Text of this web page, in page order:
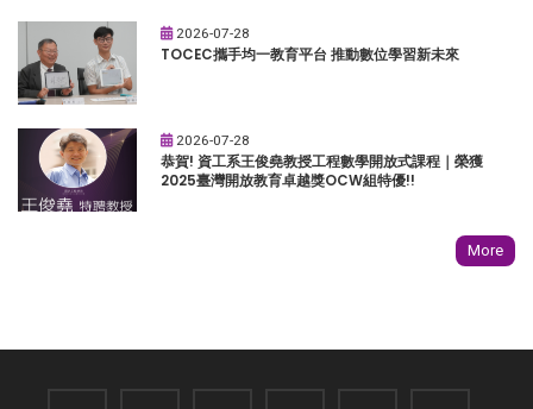
2026-07-28
TOCEC攜手均一教育平台 推動數位學習新未來
2026-07-28
恭賀! 資工系王俊堯教授工程數學開放式課程｜榮獲
2025臺灣開放教育卓越獎OCW組特優!!
More